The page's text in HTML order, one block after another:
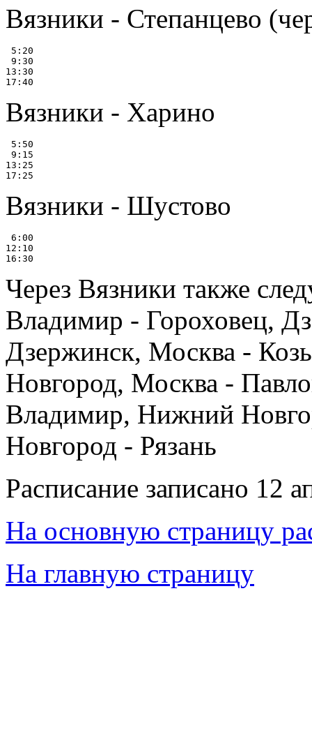
Вязники - Степанцево
5:20
9:30
13:30
Вязники - Харино
5:50
9:15
13:25
Вязники - Шустово
6:00
12:10
Через Вязники также
Владимир - Гороховец,
Дзержинск, Москва -
Новгород, Москва -
Владимир, Нижний
Новгород - Рязань
Расписание записано 12
На основную страницу
На главную страницу